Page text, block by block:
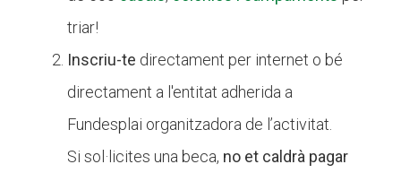
triar!
Inscriu-te directament per internet o bé
directament a l'entitat adherida a
Fundesplai organitzadora de l’activitat.
Si sol·licites una beca, no et caldrà pagar